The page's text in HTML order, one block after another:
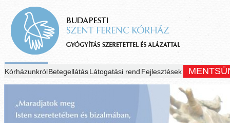
KórházunkrólBetegellátásLátogatási rend Fejlesztések